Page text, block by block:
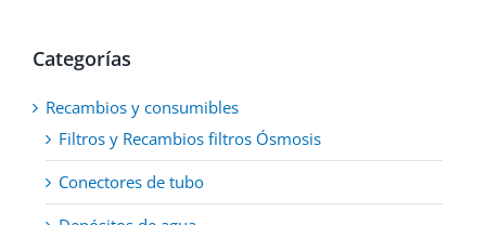
en
página
producto
Categorías
Recambios y consumibles
Filtros y Recambios filtros Ósmosis
Conectores de tubo